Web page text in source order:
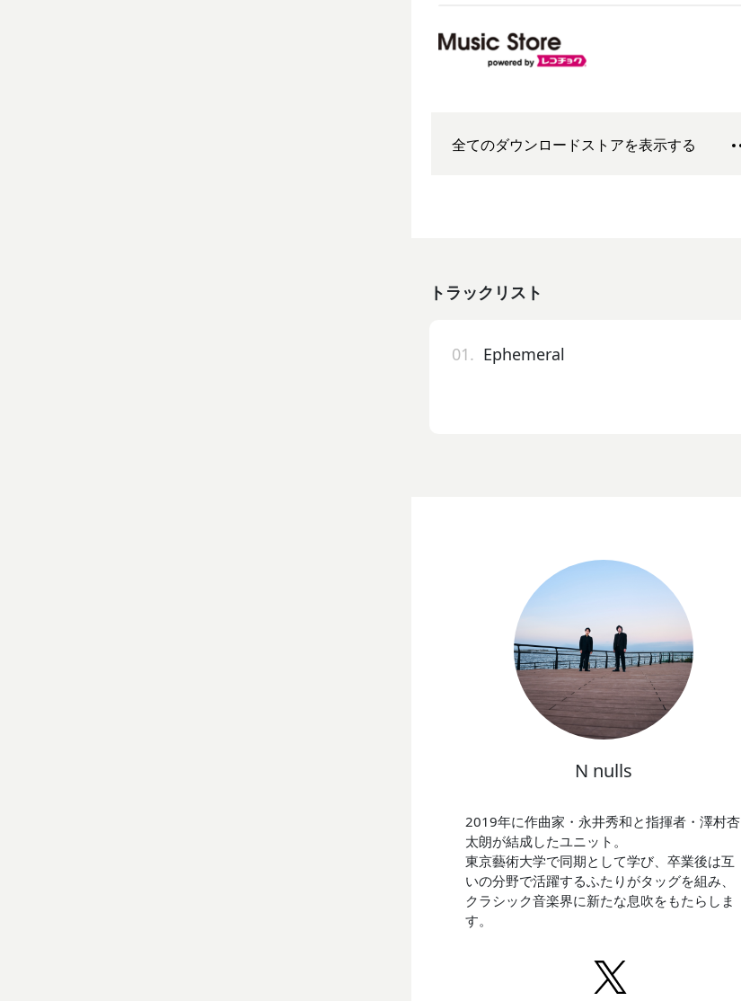
全てのダウンロードストアを表示する
トラックリスト
01. Ephemeral
N nulls
2019年に作曲家・永井秀和と指揮者・澤村杏
太朗が結成したユニット。
東京藝術大学で同期として学び、卒業後は互
いの分野で活躍するふたりがタッグを組み、
クラシック音楽界に新たな息吹をもたらしま
す。